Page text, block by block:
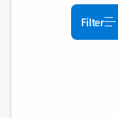
Filter